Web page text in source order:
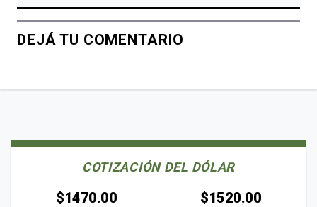
DEJÁ TU COMENTARIO
COTIZACIÓN DEL DÓLAR
$1470.00 $1520.00